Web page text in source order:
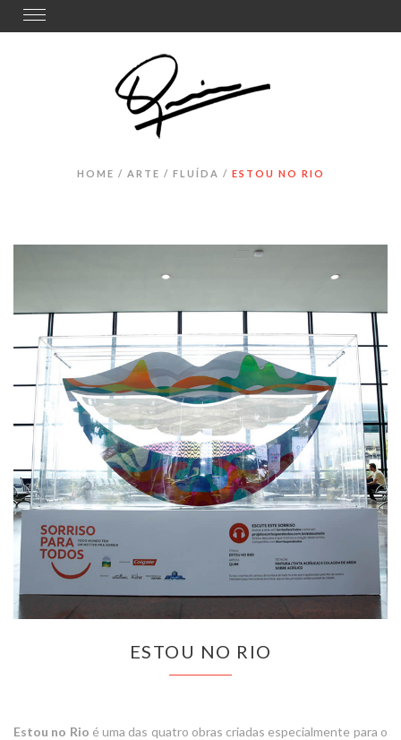
Toggle
navigation
HOME / ARTE / FLUÍDA / ESTOU NO RIO
ESTOU NO RIO
Estou no Rio é uma das quatro obras criadas especialmente para o